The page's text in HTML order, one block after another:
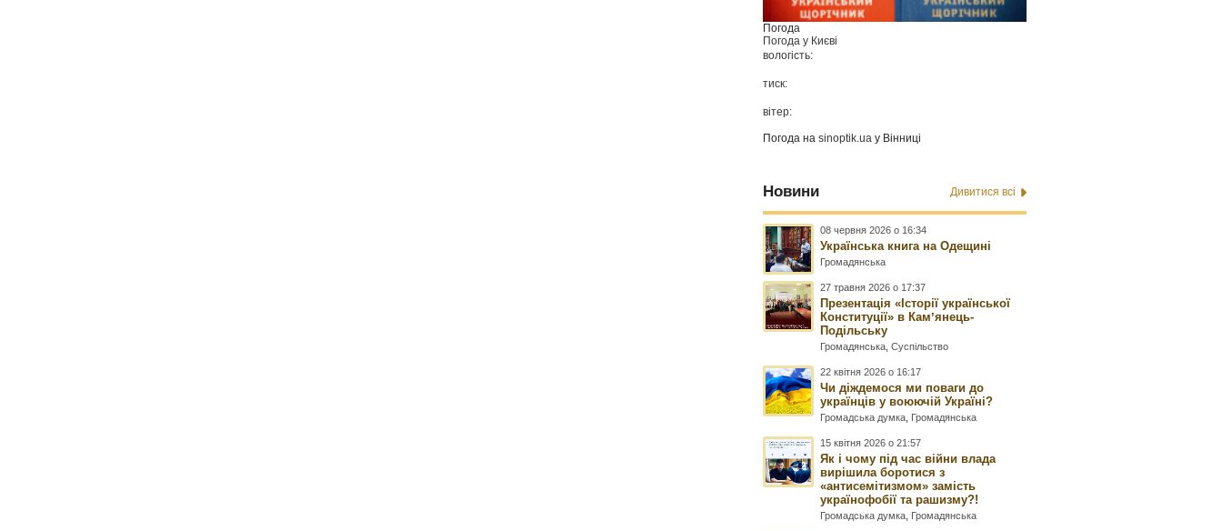
Погода
Погода у Києві
вологість:
тиск:
вітер:
Погода наsinoptik.ua у Вінниці
Новини Дивитися всі
08 червня 2026 о 16:34
Українська книга на Одещині
Громадянська
27 травня 2026 о 17:37
Презентація «Історії української
Конституції» в Камʼянець-
Подільську
Громадянська ,Суспільство
22 квітня 2026 о 16:17
Чи діждемося ми поваги до
українців у воюючій Україні?
Громадська думка Громадянська
15 квітня 2026 о 21:57
Як і чому під час війни влада
вирішила боротися з
«антисемітизмом» замість
українофобії та рашизму?!
Громадська думка Громадянська